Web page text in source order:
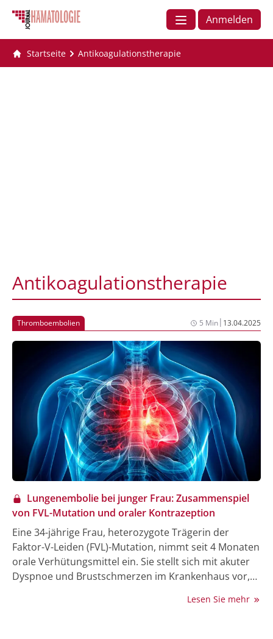
Anmelden
Startseite Antikoagulationstherapie
Antikoagulationstherapie
Thromboembolien 5 Min| 13.04.2025
Lungenembolie bei junger Frau: Zusammenspiel
von FVL-Mutation und oraler Kontrazeption
Eine 34-jährige Frau, heterozygote Trägerin der
Faktor-V-Leiden (FVL)-Mutation, nimmt seit 4 Monaten
orale Verhütungsmittel ein. Sie stellt sich mit akuter
Dyspnoe und Brustschmerzen im Krankenhaus vor,
Sushil Rayamajhi, Pensacola, USA, und sein Team der
Lesen Sie mehr